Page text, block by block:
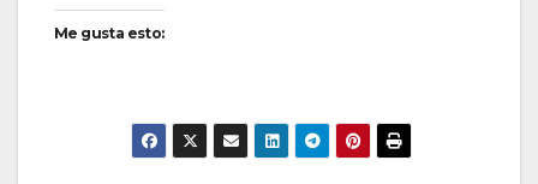
Me gusta esto: